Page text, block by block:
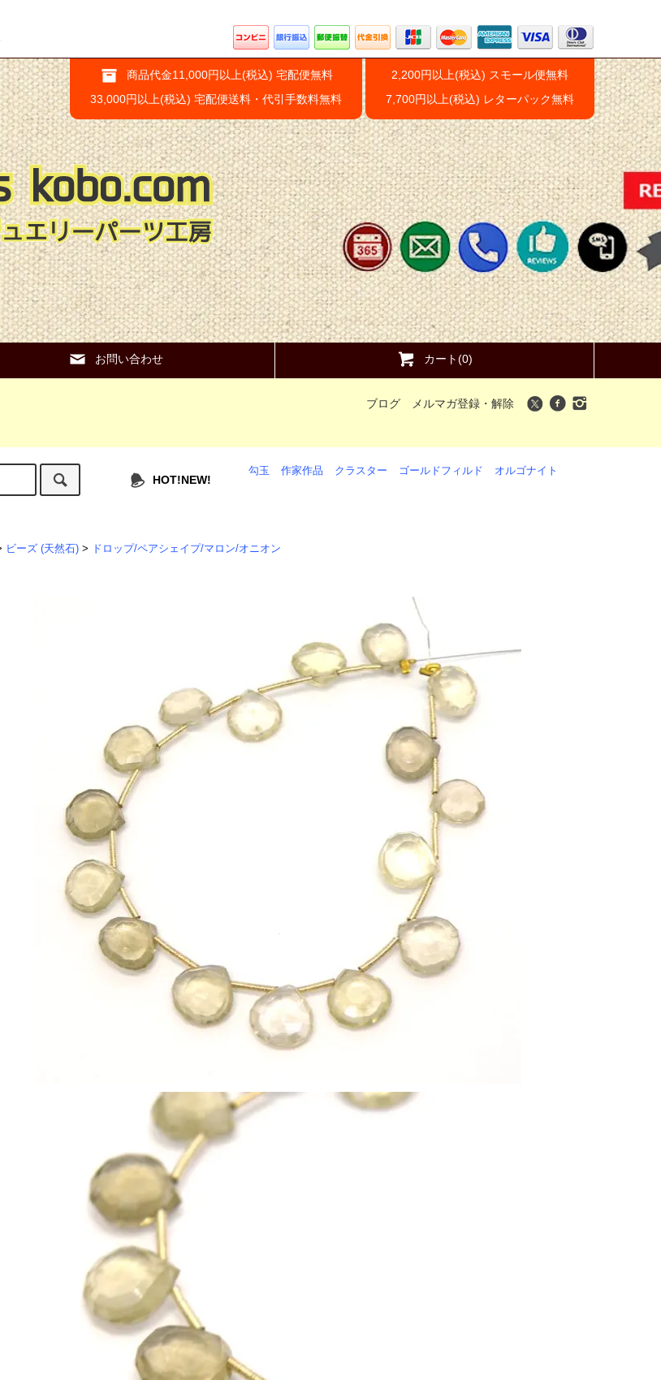
商品代金11,000円以上(税込) 宅配便無料
33,000円以上(税込) 宅配便送料・代引手数料無料
2,200円以上(税込) スモール便無料
7,700円以上(税込) レターパック無料
お問い合わせ カート(0)
ブログ メルマガ登録・解除
HOT!NEW!
勾玉 作家作品 クラスター ゴールドフィルド オルゴナイト
ビーズ (天然石) > ドロップ/ペアシェイプ/マロン/オニオン